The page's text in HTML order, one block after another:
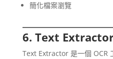
簡化檔案瀏覽
6. Text
Text Extractor 是一個 OCR